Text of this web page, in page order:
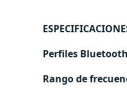
Perfiles Bluetooth
Rango de